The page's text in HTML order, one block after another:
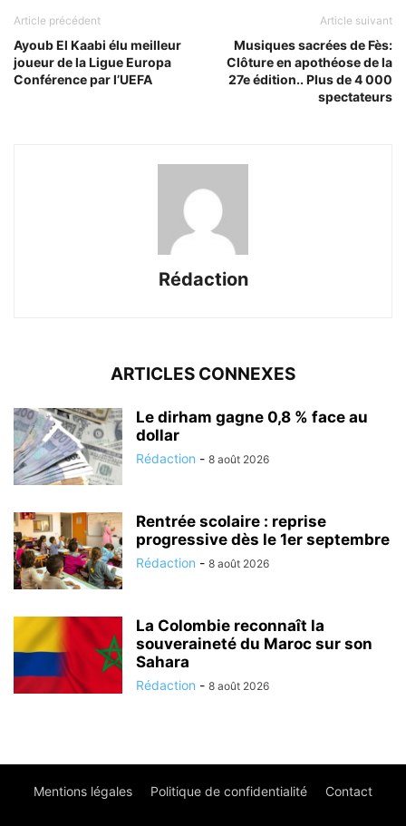
Article précédent
Ayoub El Kaabi élu meilleur
joueur de la Ligue Europa
Conférence par l’UEFA
Article suivant
Musiques sacrées de Fès:
Clôture en apothéose de la
27e édition.. Plus de 4 000
spectateurs
Rédaction
ARTICLES CONNEXES
Le dirham gagne 0,8 % face au
dollar
Rédaction - 8 août 2026
Rentrée scolaire : reprise
progressive dès le 1er septembre
Rédaction - 8 août 2026
La Colombie reconnaît la
souveraineté du Maroc sur son
Sahara
Rédaction - 8 août 2026
Mentions légales Politique de confidentialité Contact